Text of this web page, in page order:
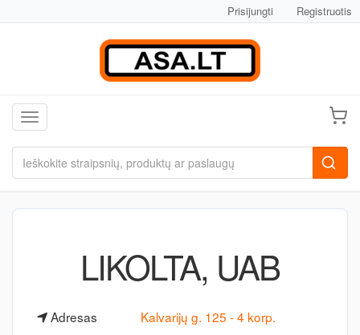
Prisijungti Registruotis
Toggle navigation
LIKOLTA, UAB
Adresas
Kalvarijų g. 125 - 4 korp.